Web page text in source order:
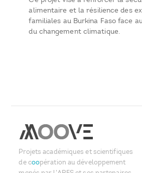
alimentaire et la résilience des
familiales au Burkina Faso face
du changement climatique.
Projets académiques et scientifiques
de coopération au développement